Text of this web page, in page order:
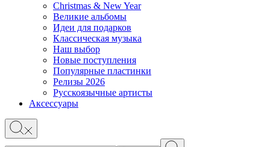
Christmas & New Year
Великие альбомы
Идеи для подарков
Классическая музыка
Наш выбор
Новые поступления
Популярные пластинки
Релизы 2026
Русскоязычные артисты
Аксессуары